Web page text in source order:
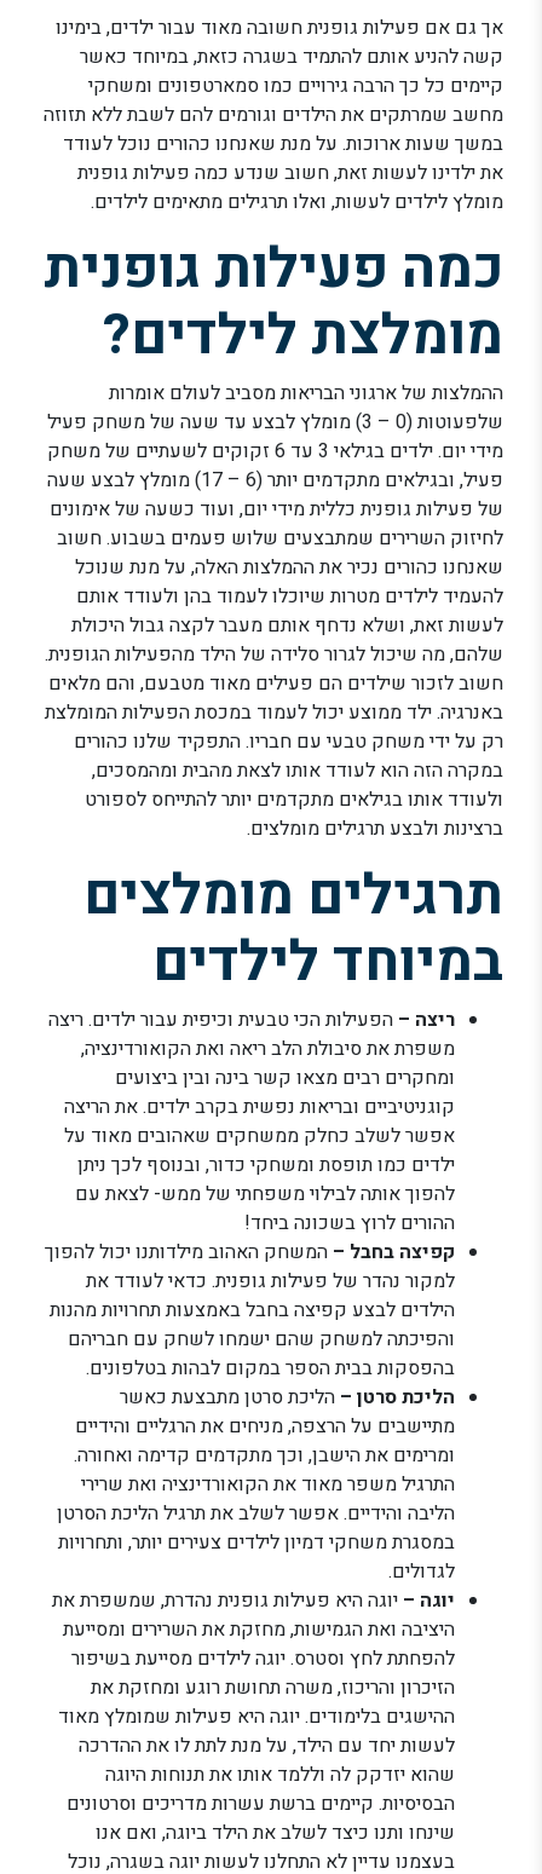
אך גם אם פעילות גופנית חשובה מאוד עבור ילדים, בימינו
קשה להניע אותם להתמיד בשגרה כזאת, במיוחד כאשר
קיימים כל כך הרבה גירויים כמו סמארטפונים ומשחקי
מחשב שמרתקים את הילדים וגורמים להם לשבת ללא תזוזה
במשך שעות ארוכות. על מנת שאנחנו כהורים נוכל לעודד
את ילדינו לעשות זאת, חשוב שנדע כמה פעילות גופנית
מומלץ לילדים לעשות, ואלו תרגילים מתאימים לילדים.
כמה פעילות גופנית
מומלצת לילדים?
ההמלצות של ארגוני הבריאות מסביב לעולם אומרות
שלפעוטות (0 – 3) מומלץ לבצע עד שעה של משחק פעיל
מידי יום. ילדים בגילאי 3 עד 6 זקוקים לשעתיים של משחק
פעיל, ובגילאים מתקדמים יותר (6 – 17) מומלץ לבצע שעה
של פעילות גופנית כללית מידי יום, ועוד כשעה של אימונים
לחיזוק השרירים שמתבצעים שלוש פעמים בשבוע. חשוב
שאנחנו כהורים נכיר את ההמלצות האלה, על מנת שנוכל
להעמיד לילדים מטרות שיוכלו לעמוד בהן ולעודד אותם
לעשות זאת, ושלא נדחף אותם מעבר לקצה גבול היכולת
שלהם, מה שיכול לגרור סלידה של הילד מהפעילות הגופנית.
חשוב לזכור שילדים הם פעילים מאוד מטבעם, והם מלאים
באנרגיה. ילד ממוצע יכול לעמוד במכסת הפעילות המומלצת
רק על ידי משחק טבעי עם חבריו. התפקיד שלנו כהורים
במקרה הזה הוא לעודד אותו לצאת מהבית ומהמסכים,
ולעודד אותו בגילאים מתקדמים יותר להתייחס לספורט
ברצינות ולבצע תרגילים מומלצים.
תרגילים מומלצים
במיוחד לילדים
ריצה – הפעילות הכי טבעית וכיפית עבור ילדים. ריצה
משפרת את סיבולת הלב ריאה ואת הקואורדינציה,
ומחקרים רבים מצאו קשר בינה ובין ביצועים
קוגניטיביים ובריאות נפשית בקרב ילדים. את הריצה
אפשר לשלב כחלק ממשחקים שאהובים מאוד על
ילדים כמו תופסת ומשחקי כדור, ובנוסף לכך ניתן
להפוך אותה לבילוי משפחתי של ממש- לצאת עם
ההורים לרוץ בשכונה ביחד!
קפיצה בחבל – המשחק האהוב מילדותנו יכול להפוך
למקור נהדר של פעילות גופנית. כדאי לעודד את
הילדים לבצע קפיצה בחבל באמצעות תחרויות מהנות
והפיכתה למשחק שהם ישמחו לשחק עם חבריהם
בהפסקות בבית הספר במקום לבהות בטלפונים.
הליכת סרטן – הליכת סרטן מתבצעת כאשר
מתיישבים על הרצפה, מניחים את הרגליים והידיים
ומרימים את הישבן, וכך מתקדמים קדימה ואחורה.
התרגיל משפר מאוד את הקואורדינציה ואת שרירי
הליבה והידיים. אפשר לשלב את תרגיל הליכת הסרטן
במסגרת משחקי דמיון לילדים צעירים יותר, ותחרויות
לגדולים.
יוגה – יוגה היא פעילות גופנית נהדרת, שמשפרת את
היציבה ואת הגמישות, מחזקת את השרירים ומסייעת
להפחתת לחץ וסטרס. יוגה לילדים מסייעת בשיפור
הזיכרון והריכוז, משרה תחושת רוגע ומחזקת את
ההישגים בלימודים. יוגה היא פעילות שמומלץ מאוד
לעשות יחד עם הילד, על מנת לתת לו את ההדרכה
שהוא יזדקק לה וללמד אותו את תנוחות היוגה
הבסיסיות. קיימים ברשת עשרות מדריכים וסרטונים
שינחו ותנו כיצד לשלב את הילד ביוגה, ואם אנו
בעצמנו עדיין לא התחלנו לעשות יוגה בשגרה, נוכל